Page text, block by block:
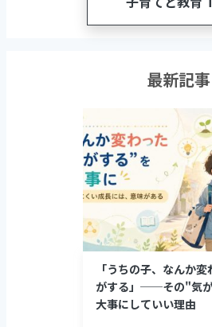
最新記事
「うちの子、なんか
がする」──その"気
大事にしていい理由